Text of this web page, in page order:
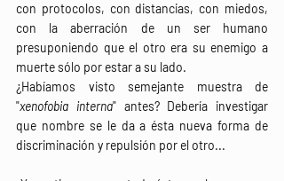
con protocolos, con distancias, con miedos,
con la aberración de un ser humano
presuponiendo que el otro era su enemigo a
muerte sólo por estar a su lado.
¿Habíamos visto semejante muestra de
"xenofobia interna" antes? Debería investigar
que nombre se le da a ésta nueva forma de
discriminación y repulsión por el otro...